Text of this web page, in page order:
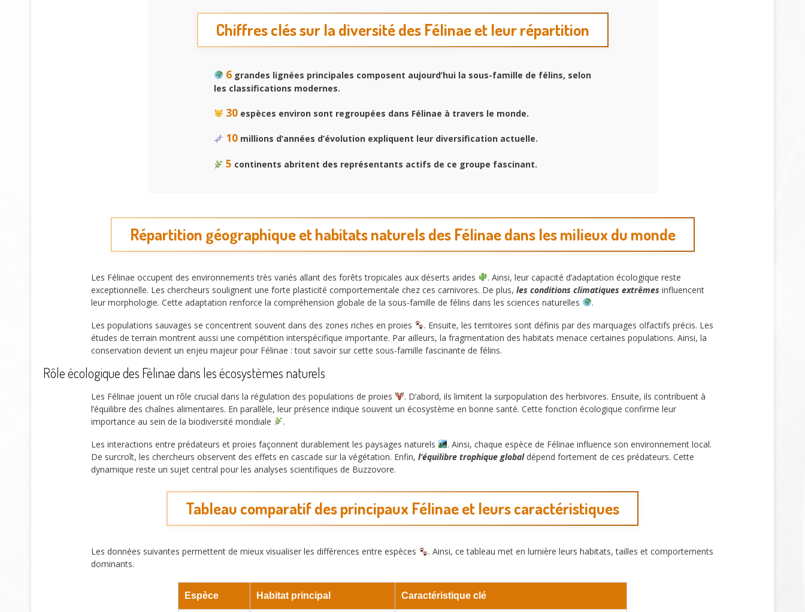
Chiffres clés sur la diversité des Félinae et leur répartition
6grandes lignées principales composent aujourd’hui la sous-famille de félins, selon
les classifications modernes.
30espèces environ sont regroupées dans Félinae à travers le monde.
10millions d’années d’évolution expliquent leur diversification actuelle.
5 continents abritent des représentants actifs de ce groupe fascinant.
Répartition géographique et habitats naturels des Félinae dans les milieux du monde
Les Félinae occupent des environnements très variés allant des forêts tropicales aux déserts arides
. Ainsi, leur capacité d’adaptation écologique reste
exceptionnelle. Les chercheurs soulignent une forte plasticité comportementale chez ces carnivores. De plus, les conditions climatiques extrêmes influencent
leur morphologie. Cette adaptation renforce la compréhension globale de la sous-famille de félins dans les sciences naturelles
.
Les populations sauvages se concentrent souvent dans des zones riches en proies
. Ensuite, les territoires sont définis par des marquages olfactifs précis. Les
études de terrain montrent aussi une compétition interspécifique importante. Par ailleurs, la fragmentation des habitats menace certaines populations. Ainsi, la
conservation devient un enjeu majeur pour Félinae : tout savoir sur cette sous-famille fascinante de félins.
Rôle écologique des Félinae dans les écosystèmes naturels
Les Félinae jouent un rôle crucial dans la régulation des populations de proies
. D’abord, ils limitent la surpopulation des herbivores. Ensuite, ils contribuent à
l’équilibre des chaînes alimentaires. En parallèle, leur présence indique souvent un écosystème en bonne santé. Cette fonction écologique confirme leur
importance au sein de la biodiversité mondiale
.
Les interactions entre prédateurs et proies façonnent durablement les paysages naturels
. Ainsi, chaque espèce de Félinae influence son environnement local.
De surcroît, les chercheurs observent des effets en cascade sur la végétation. Enfin, l’équilibre trophique globaldépend fortement de ces prédateurs. Cette
dynamique reste un sujet central pour les analyses scientifiques de Buzzovore.
Tableau comparatif des principaux Félinae et leurs caractéristiques
Les données suivantes permettent de mieux visualiser les différences entre espèces
. Ainsi, ce tableau met en lumière leurs habitats, tailles et comportements
dominants.
Espèce Habitat principal Caractéristique clé